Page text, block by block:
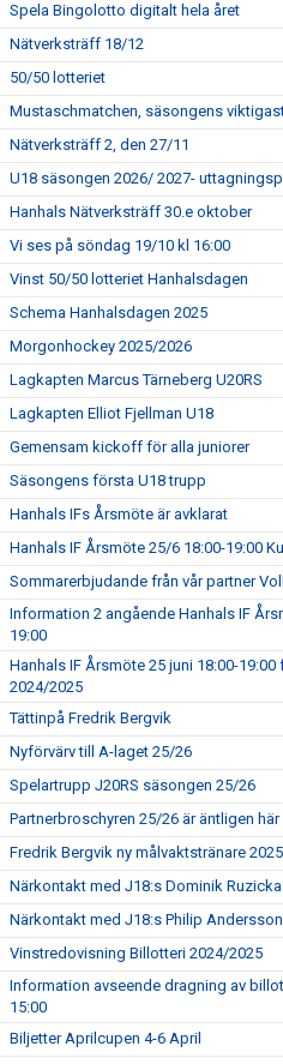
Spela Bingolotto digitalt hela året
Nätverksträff 18/12
50/50 lotteriet
Mustaschmatchen, säsongens
Nätverksträff 2, den 27/11
U18 säsongen 2026/ 2027-
Hanhals Nätverksträff 30.e oktober
Vi ses på söndag 19/10 kl 16:00
Vinst 50/50 lotteriet Hanhalsdagen
Schema Hanhalsdagen 2025
Morgonhockey 2025/2026
Lagkapten Marcus Tärneberg U20RS
Lagkapten Elliot Fjellman U18
Gemensam kickoff för alla juniorer
Säsongens första U18 trupp
Hanhals IFs Årsmöte är avklarat
Hanhals IF Årsmöte 25/6 18:00-19:00
Sommarerbjudande från vår partner
Information 2 angående Hanhals IF
19:00
Hanhals IF Årsmöte 25 juni 18:00-
2024/2025
Tättinpå Fredrik Bergvik
Nyförvärv till A-laget 25/26
Spelartrupp J20RS säsongen 25/26
Partnerbroschyren 25/26 är äntligen här
Fredrik Bergvik ny målvaktstränare
Närkontakt med J18:s Dominik Ruzicka
Närkontakt med J18:s Philip Andersson
Vinstredovisning Billotteri 2024/2025
Information avseende dragning av
15:00
Biljetter Aprilcupen 4-6 April